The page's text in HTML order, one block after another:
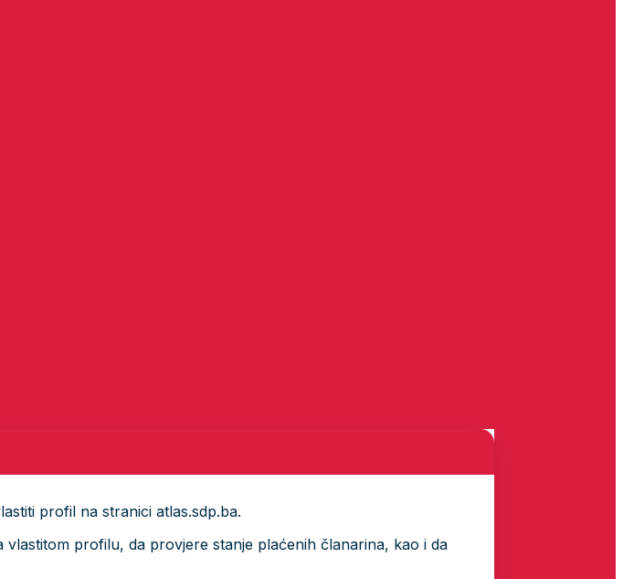
profil na stranici atlas.sdp.ba.
profilu, da provjere stanje plaćenih članarina, kao i da